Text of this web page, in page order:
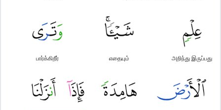
அறிந்து இருப்பது
எதையும்
பார்க்கிறீர்